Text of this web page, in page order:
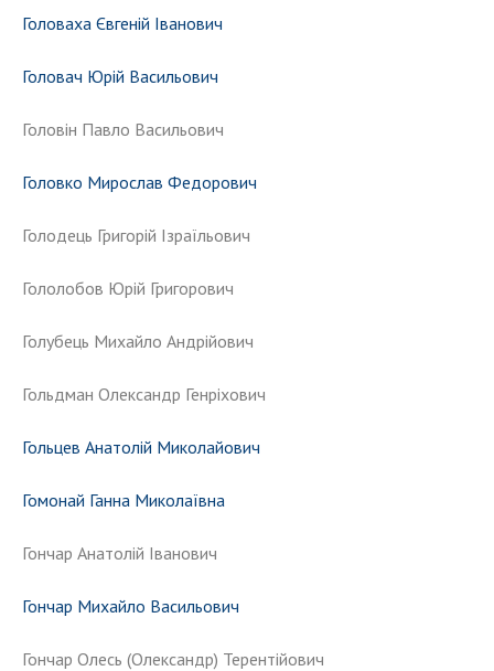
Державний бюджет НАН України
Бланки документів
НОВИНИ
ЗАСІДАННЯ ПРЕЗИДІЇ НАН УКРАЇНИ
НАУКОВІ ВИДАННЯ
МЕДІА ПРО НАС
КАБІНЕТ
Головаха Євгеній Іванович
Головач Юрій Васильович
Головін Павло Васильович
Головко Мирослав Федорович
Голодець Григорій Ізраїльович
Гололобов Юрій Григорович
Голубець Михайло Андрійович
Гольдман Олександр Генріхович
Гольцев Анатолій Миколайович
Гомонай Ганна Миколаївна
Гончар Анатолій Іванович
Гончар Михайло Васильович
Гончар Олесь (Олександр) Терентійович